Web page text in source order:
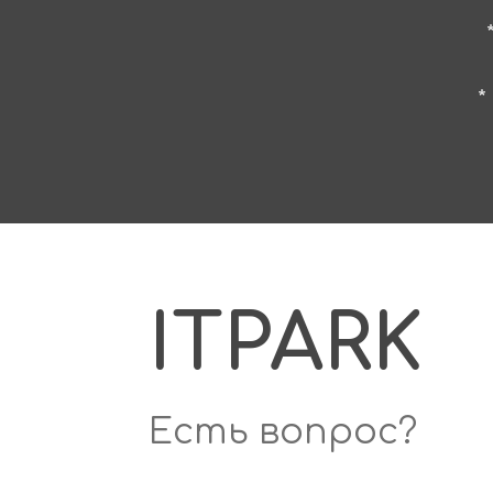
*
ITPARK
Есть вопрос?